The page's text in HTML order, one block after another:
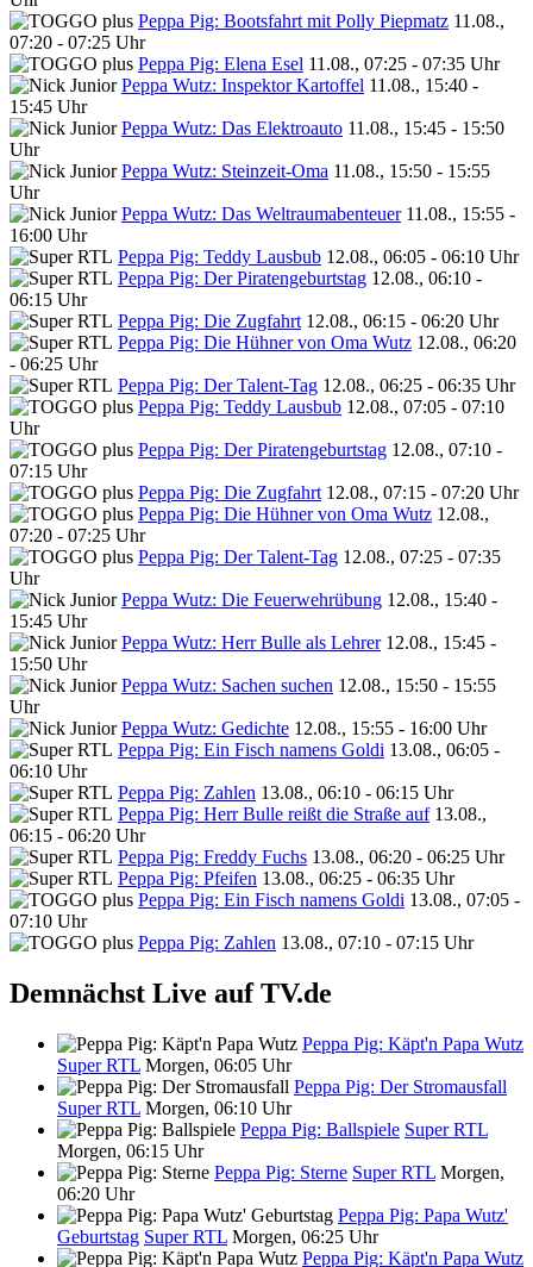
Peppa Pig: Bootsfahrt mit Polly Piepmatz 11.08.,
07:20 - 07:25 Uhr
Peppa Pig: Elena Esel 11.08., 07:25 - 07:35 Uhr
Peppa Wutz: Inspektor Kartoffel 11.08., 15:40 -
15:45 Uhr
Peppa Wutz: Das Elektroauto 11.08., 15:45 - 15:50
Uhr
Peppa Wutz: Steinzeit-Oma 11.08., 15:50 - 15:55
Uhr
Peppa Wutz: Das Weltraumabenteuer 11.08., 15:55 -
16:00 Uhr
Peppa Pig: Teddy Lausbub 12.08., 06:05 - 06:10 Uhr
Peppa Pig: Der Piratengeburtstag 12.08., 06:10 -
06:15 Uhr
Peppa Pig: Die Zugfahrt 12.08., 06:15 - 06:20 Uhr
Peppa Pig: Die Hühner von Oma Wutz 12.08., 06:20
- 06:25 Uhr
Peppa Pig: Der Talent-Tag 12.08., 06:25 - 06:35 Uhr
Peppa Pig: Teddy Lausbub 12.08., 07:05 - 07:10
Uhr
Peppa Pig: Der Piratengeburtstag 12.08., 07:10 -
07:15 Uhr
Peppa Pig: Die Zugfahrt 12.08., 07:15 - 07:20 Uhr
Peppa Pig: Die Hühner von Oma Wutz 12.08.,
07:20 - 07:25 Uhr
Peppa Pig: Der Talent-Tag 12.08., 07:25 - 07:35
Uhr
Peppa Wutz: Die Feuerwehrübung 12.08., 15:40 -
15:45 Uhr
Peppa Wutz: Herr Bulle als Lehrer 12.08., 15:45 -
15:50 Uhr
Peppa Wutz: Sachen suchen 12.08., 15:50 - 15:55
Uhr
Peppa Wutz: Gedichte 12.08., 15:55 - 16:00 Uhr
Peppa Pig: Ein Fisch namens Goldi 13.08., 06:05 -
06:10 Uhr
Peppa Pig: Zahlen 13.08., 06:10 - 06:15 Uhr
Peppa Pig: Herr Bulle reißt die Straße auf 13.08.,
06:15 - 06:20 Uhr
Peppa Pig: Freddy Fuchs 13.08., 06:20 - 06:25 Uhr
Peppa Pig: Pfeifen 13.08., 06:25 - 06:35 Uhr
Peppa Pig: Ein Fisch namens Goldi 13.08., 07:05 -
07:10 Uhr
Peppa Pig: Zahlen 13.08., 07:10 - 07:15 Uhr
Demnächst Live auf TV.de
Peppa Pig: Käpt'n Papa Wutz
Super RTL Morgen, 06:05 Uhr
Peppa Pig: Der Stromausfall
Super RTL Morgen, 06:10 Uhr
Peppa Pig: Ballspiele Super RTL
Morgen, 06:15 Uhr
Peppa Pig: Sterne Super RTL Morgen,
06:20 Uhr
Peppa Pig: Papa Wutz'
Geburtstag Super RTL Morgen, 06:25 Uhr
Peppa Pig: Käpt'n Papa Wutz